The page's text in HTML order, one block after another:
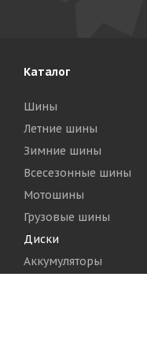
Каталог
Шины
Летние шины
Зимние шины
Всесезонные шины
Мотошины
Грузовые шины
Диски
Аккумуляторы